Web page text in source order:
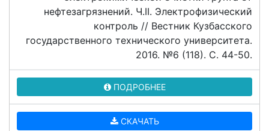
нефтезагрязнений. Ч.II. Электрофизический
контроль // Вестник Кузбасского
государственного технического университета.
2016. №6 (118). C. 44-50.
ПОДРОБНЕЕ
СКАЧАТЬ